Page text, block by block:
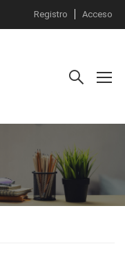
Registro Acceso